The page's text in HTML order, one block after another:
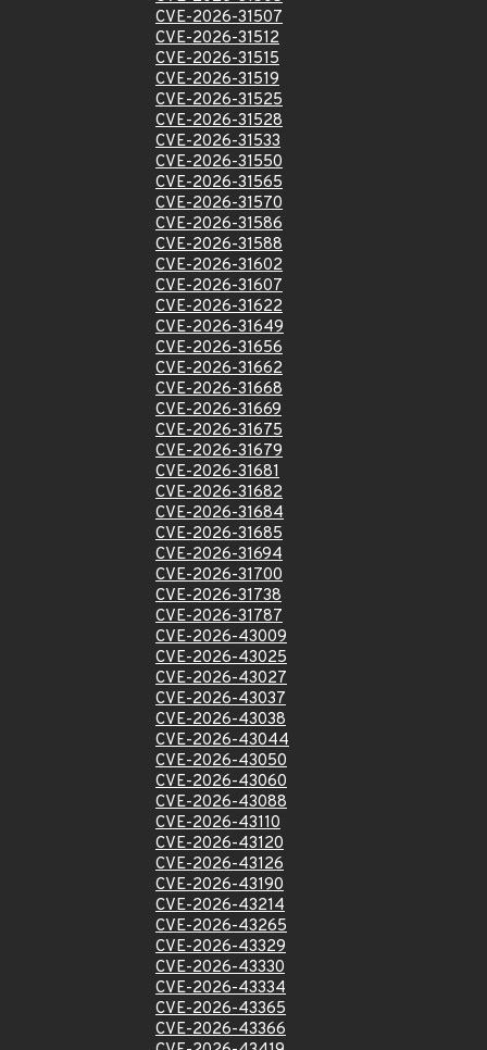
CVE-2026-31507
CVE-2026-31512
CVE-2026-31515
CVE-2026-31519
CVE-2026-31525
CVE-2026-31528
CVE-2026-31533
CVE-2026-31550
CVE-2026-31565
CVE-2026-31570
CVE-2026-31586
CVE-2026-31588
CVE-2026-31602
CVE-2026-31607
CVE-2026-31622
CVE-2026-31649
CVE-2026-31656
CVE-2026-31662
CVE-2026-31668
CVE-2026-31669
CVE-2026-31675
CVE-2026-31679
CVE-2026-31681
CVE-2026-31682
CVE-2026-31684
CVE-2026-31685
CVE-2026-31694
CVE-2026-31700
CVE-2026-31738
CVE-2026-31787
CVE-2026-43009
CVE-2026-43025
CVE-2026-43027
CVE-2026-43037
CVE-2026-43038
CVE-2026-43044
CVE-2026-43050
CVE-2026-43060
CVE-2026-43088
CVE-2026-43110
CVE-2026-43120
CVE-2026-43126
CVE-2026-43190
CVE-2026-43214
CVE-2026-43265
CVE-2026-43329
CVE-2026-43330
CVE-2026-43334
CVE-2026-43365
CVE-2026-43366